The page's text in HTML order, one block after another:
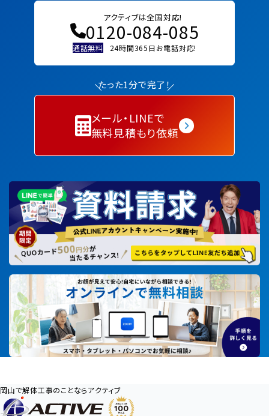
アクティブは全国対応!
0120-084-085
通話無料 24時間365日お電話対応!
たった1分で完了！
メール・LINEで
無料見積もり依頼
岡山で解体工事のことならアクティブ